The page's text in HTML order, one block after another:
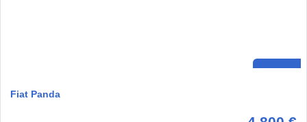
Fiat Panda